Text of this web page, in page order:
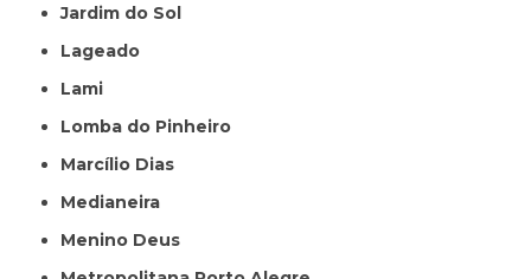
Jardim do Sol
Lageado
Lami
Lomba do Pinheiro
Marcílio Dias
Medianeira
Menino Deus